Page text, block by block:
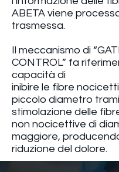
ABETA viene
trasmessa.
Il meccanismo di
CONTROL” fa
capacità di
inibire le fibre
piccolo diametro
stimolazione delle
non nocicettive di
maggiore,
riduzione del dolore.